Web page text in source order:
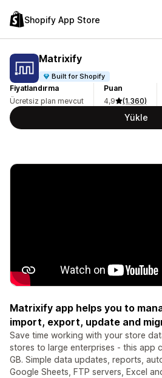
Shopify App Store
Matrixify
Built for Shopify
Fiyatlandırma
Ücretsiz plan mevcut
Puan
4,9
(1.360)
Yükle
Matrixify app helps you to
import, export, update and
Save time working with your store
stores to large enterprises - this app
GB. Simple data updates, reports,
Google Sheets, FTP servers, Excel